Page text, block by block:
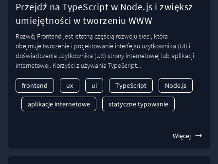
Przejdź na TypeScript w Node.js i zwiększ
umiejętności w tworzeniu WWW
Rozwój Frontend jest istotną częścią rozwoju sieci, która
obejmuje tworzenie i projektowanie interfejsu użytkownika (UI) i
doświadczenia użytkownika (UX) strony internetowej lub aplikacji
internetowej. Korzyści z używania TypeScript...
frontend ux ui TypeScript Node.js
aplikacje internetowe statyczne typowanie
Więcej